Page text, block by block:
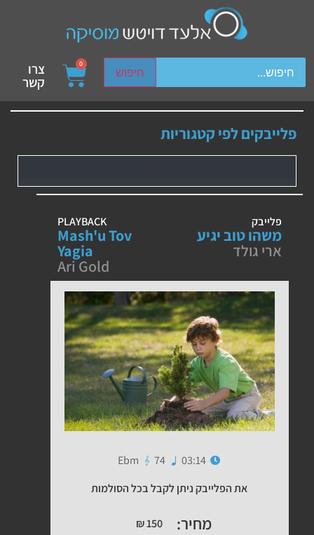
חיפוש
device users, explore by touch or with swipe gestures.
0 צרו
קשר
פלייבקים לפי קטגוריות
פלייבק
משהו טוב יגיע
ארי גולד
PLAYBACK
Mash'u Tov
Yagia
Ari Gold
03:14
74
Ebm
את הפלייבק ניתן לקבל בכל הסולמות
מחיר: ₪150